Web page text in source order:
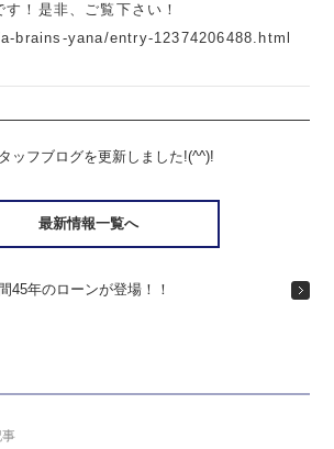
！是非、ご覧下さい！
brains-yana/entry-12374206488.html
ッフブログを更新しました!(^^)!
最新情報一覧へ
45年のローンが登場！！